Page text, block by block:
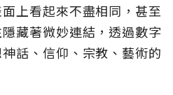
上看起來不盡相同，甚至
藏著微妙連結，透過數字
話、信仰、宗教、藝術的